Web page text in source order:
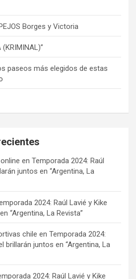
Borges y Victoria
paseos más elegidos de estas
en Temporada 2024: Raúl
juntos en “Argentina, La
2024: Raúl Lavié y Kike
“Argentina, La Revista”
chile en Temporada 2024:
brillarán juntos en “Argentina, La
2024: Raúl Lavié y Kike